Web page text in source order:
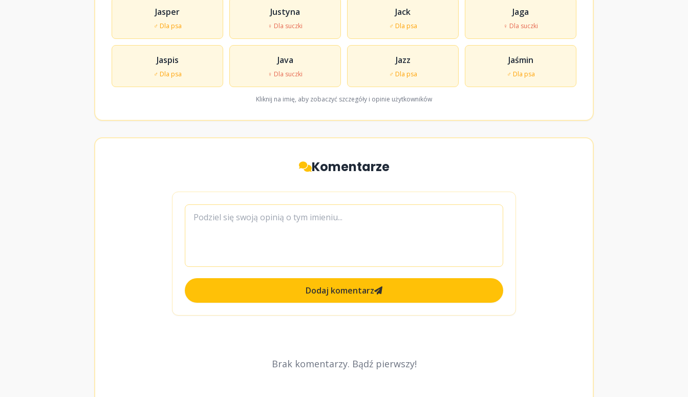
Jasper
♂ Dla psa
Justyna
♀ Dla suczki
Jack
♂ Dla psa
Jaga
♀ Dla suczki
Jaspis
♂ Dla psa
Java
♀ Dla suczki
Jazz
♂ Dla psa
Jaśmin
♂ Dla psa
Kliknij na imię, aby zobaczyć szczegóły i opinie użytkowników
Komentarze
Dodaj komentarz
Brak komentarzy. Bądź pierwszy!